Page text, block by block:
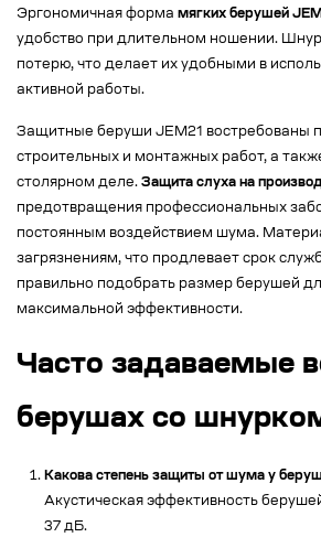
Эргономичная форма мягких берушей
удобство при длительном ношении.
потерю, что делает их удобными в
активной работы.
Защитные беруши JEM21 востребованы
строительных и монтажных работ, а
столярном деле. Защита слуха на
предотвращения профессиональных
постоянным воздействием шума.
загрязнениям, что продлевает срок
правильно подобрать размер берушей
максимальной эффективности.
Часто задаваемые
берушах со
Какова степень защиты от шума у
Акустическая эффективность
37 дБ.